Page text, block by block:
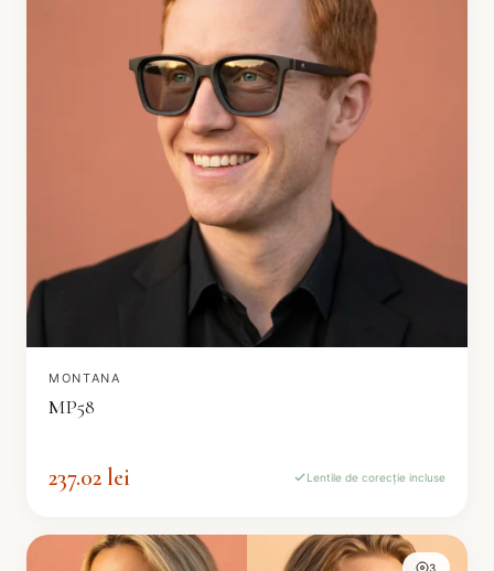
MONTANA
MP58
237.02 lei Lentile de corecție incluse
3